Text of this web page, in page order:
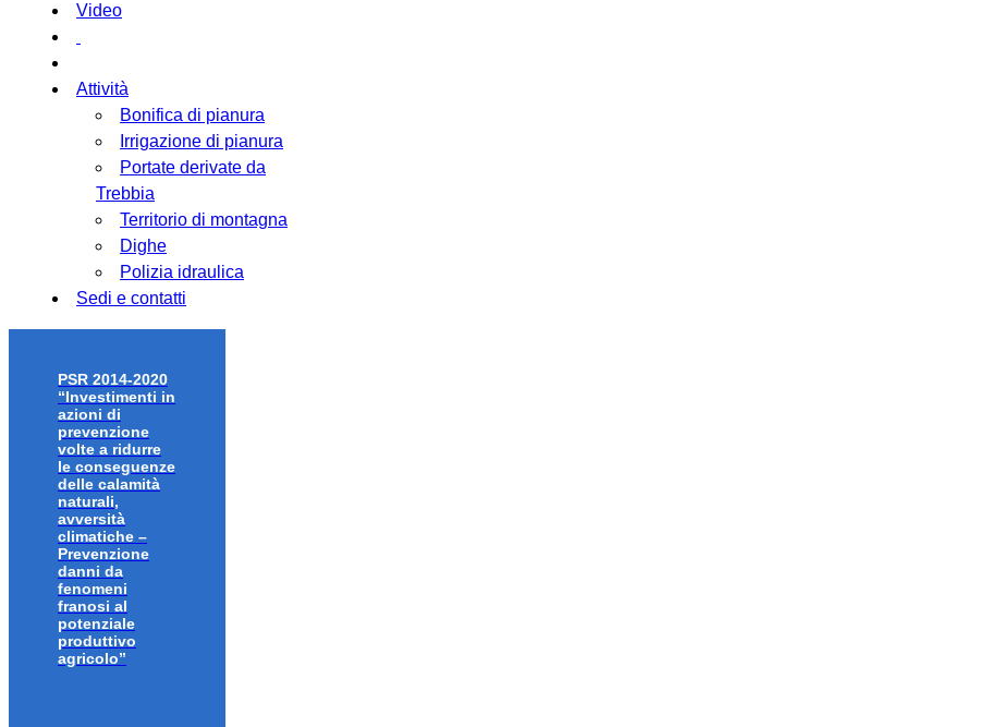
Video
Attività
Bonifica di pianura
Irrigazione di pianura
Portate derivate da
Trebbia
Territorio di montagna
Dighe
Polizia idraulica
Sedi e contatti
PSR 2014-2020
“Investimenti in
azioni di
prevenzione
volte a ridurre
le conseguenze
delle calamità
naturali,
avversità
climatiche –
Prevenzione
danni da
fenomeni
franosi al
potenziale
produttivo
agricolo”